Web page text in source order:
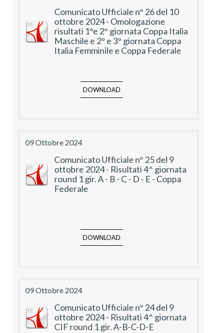
Comunicato Ufficiale n° 26 del 10
ottobre 2024 - Omologazione
risultati 1°e 2° giornata Coppa Italia
Maschile e 2° e 3° giornata Coppa
Italia Femminile e Coppa Federale
DOWNLOAD
09 Ottobre 2024
Comunicato Ufficiale n° 25 del 9
ottobre 2024 - Risultati 4^ giornata
round 1 gir. A - B - C - D - E - Coppa
Federale
DOWNLOAD
09 Ottobre 2024
Comunicato Ufficiale n° 24 del 9
ottobre 2024 - Risultati 4^ giornata
CIF round 1 gir. A-B-C-D-E